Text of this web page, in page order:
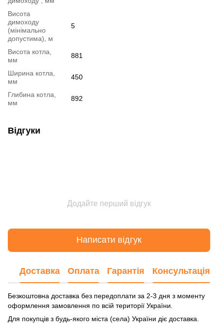
Висота
димоходу
(мінімально
допустима), м
5
Bисота котла,
мм
881
Ширина котла,
мм
450
Глибина котла,
мм
892
Відгуки
Додайте перший відгук
Написати відгук
Доставка Оплата Гарантія Консультація
Безкоштовна доставка без передоплати за 2-3 дня з моменту
оформлення замовлення по всій території України.
Для покупців з будь-якого міста (села) України діє доставка.